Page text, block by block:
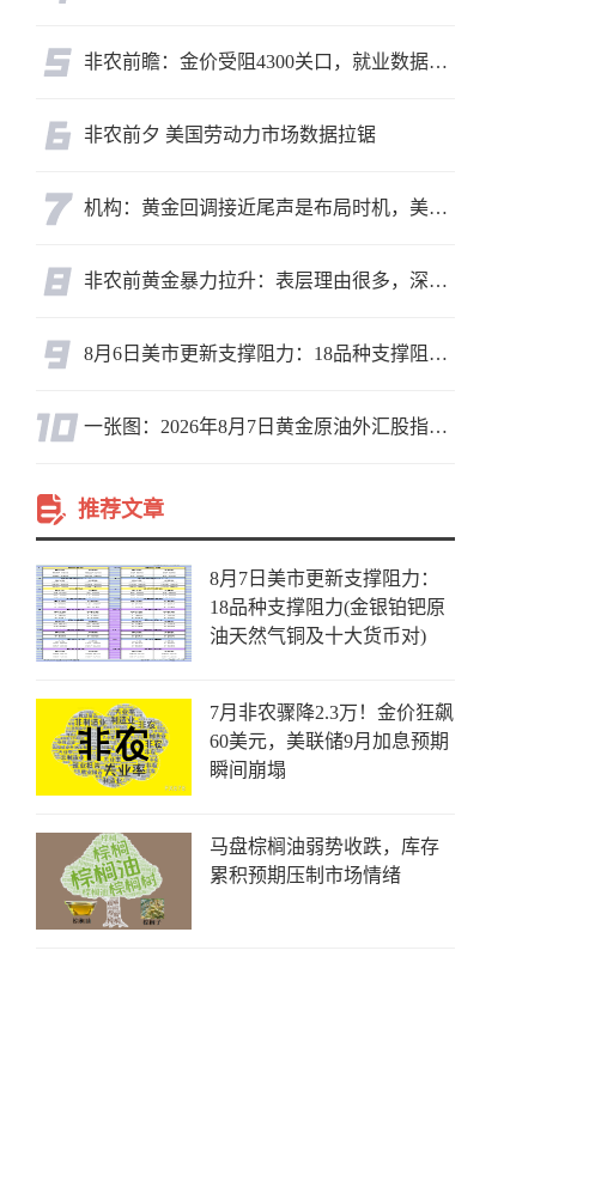
非农前瞻：金价受阻4300关口，就业数据是“火上浇油”还是“釜底抽薪”？
非农前夕 美国劳动力市场数据拉锯
机构：黄金回调接近尾声是布局时机，美元后市或走弱转为利多因素
非农前黄金暴力拉升：表层理由很多，深层逻辑却让人困惑
8月6日美市更新支撑阻力：18品种支撑阻力(金银铂钯原油天然气铜及十大货币对)
一张图：2026年8月7日黄金原油外汇股指“枢纽点+多空持仓信号”一览
推荐文章
8月7日美市更新支撑阻力：
18品种支撑阻力(金银铂钯原
油天然气铜及十大货币对)
7月非农骤降2.3万！金价狂飙
60美元，美联储9月加息预期
瞬间崩塌
马盘棕榈油弱势收跌，库存
累积预期压制市场情绪